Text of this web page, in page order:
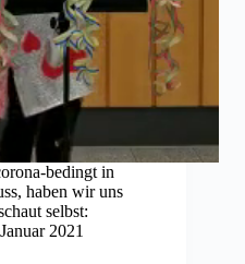
bedingt in
haben wir uns
selbst:
2021